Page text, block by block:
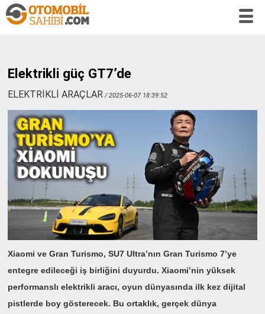
Elektrikli güç GT7’de
ELEKTRİKLİ ARAÇLAR / 2025-06-07 18:39:52
Xiaomi ve Gran Turismo, SU7 Ultra’nın Gran Turismo 7’ye
entegre edileceği iş birliğini duyurdu. Xiaomi’nin yüksek
performanslı elektrikli aracı, oyun dünyasında ilk kez dijital
pistlerde boy gösterecek. Bu ortaklık, gerçek dünya